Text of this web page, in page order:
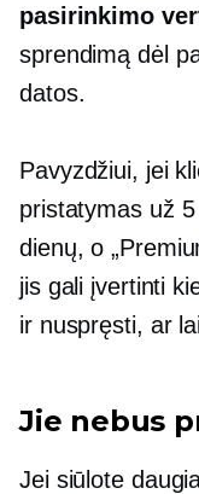
pasirinkimo
sprendimą dėl
datos.
Pavyzdžiui, jei
pristatymas už
dienų, o
jis gali įvertinti
ir nuspręsti, ar
Jie nebus
Jei siūlote